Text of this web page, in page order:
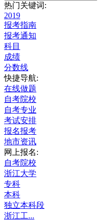
热门关键词:
2019
报考指南
报考通知
科目
成绩
分数线
快捷导航:
在线做题
自考院校
自考专业
考试安排
报名报考
地市资讯
网上报名:
自考院校
浙江大学
专科
本科
独立本科段
浙江工...